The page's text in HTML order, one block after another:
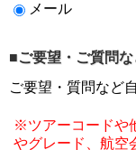
メール
■ご要望・ご質問な
ご要望・質問など
※ツアーコードや
やグレード、航空